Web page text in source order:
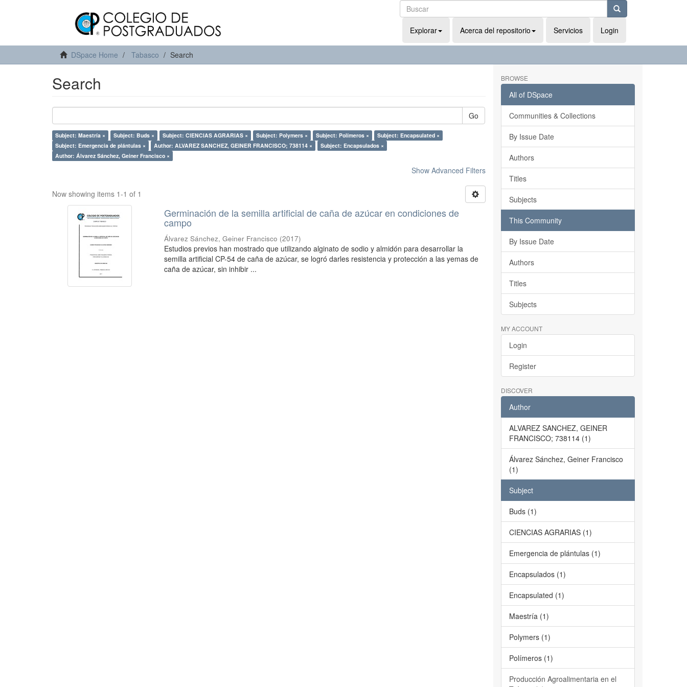
Explorar Acerca del repositorio Servicios Login
DSpace Home Tabasco Search
Search
Go
Subject: Maestría × Subject: Buds × Subject: CIENCIAS AGRARIAS × Subject: Polymers × Subject: Polímeros ×
Subject: Encapsulated ×
Subject: Emergencia de plántulas ×
Author: ALVAREZ SANCHEZ, GEINER FRANCISCO; 738114 ×
Subject: Encapsulados ×
Author: Álvarez Sánchez, Geiner Francisco ×
Show Advanced Filters
Now showing items 1-1 of 1
Germinación de la semilla artificial de caña de azúcar en condiciones de
campo
Álvarez Sánchez, Geiner Francisco (2017)
Estudios previos han mostrado que utilizando alginato de sodio y almidón para desarrollar la
semilla artificial CP-54 de caña de azúcar, se logró darles resistencia y protección a las yemas de
caña de azúcar, sin inhibir ...
BROWSE
All of DSpace
Communities & Collections
By Issue Date
Authors
Titles
Subjects
This Community
By Issue Date
Authors
Titles
Subjects
MY ACCOUNT
Login
Register
DISCOVER
Author
ALVAREZ SANCHEZ, GEINER
FRANCISCO; 738114 (1)
Álvarez Sánchez, Geiner Francisco
(1)
Subject
Buds (1)
CIENCIAS AGRARIAS (1)
Emergencia de plántulas (1)
Encapsulados (1)
Encapsulated (1)
Maestría (1)
Polymers (1)
Polímeros (1)
Producción Agroalimentaria en el